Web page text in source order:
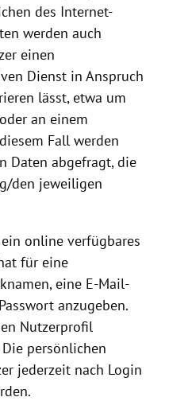
des Internet-
werden auch
einen
Dienst in Anspruch
lässt, etwa um
an einem
Fall werden
Daten abgefragt, die
den jeweiligen
online verfügbares
für eine
eine E-Mail-
anzugeben.
Nutzerprofil
Die persönlichen
jederzeit nach Login